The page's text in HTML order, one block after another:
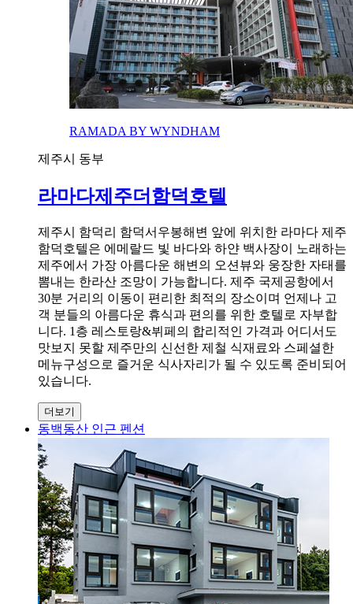
RAMADA BY WYNDHAM
제주시 동부
라마다제주더함덕호텔
제주시 함덕리 함덕서우봉해변 앞에 위치한 라마다 제주
함덕호텔은 에메랄드 빛 바다와 하얀 백사장이 노래하는
제주에서 가장 아름다운 해변의 오션뷰와 웅장한 자태를
뽐내는 한라산 조망이 가능합니다. 제주 국제공항에서
30분 거리의 이동이 편리한 최적의 장소이며 언제나 고
객 분들의 아름다운 휴식과 편의를 위한 호텔로 자부합
니다. 1층 레스토랑&뷔페의 합리적인 가격과 어디서도
맛보지 못할 제주만의 신선한 제철 식재료와 스페셜한
메뉴구성으로 즐거운 식사자리가 될 수 있도록 준비되어
있습니다.
더보기
동백동산 인근 펜션